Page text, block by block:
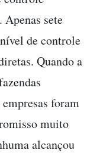
sete
de controle
Quando a
foram
muito
alcançou